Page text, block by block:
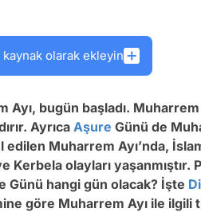
olarak ekleyin
Ayı, bugün başladı. Muharrem
Ayrıca Aşure Günü de
Muharrem Ayı’nda,
olayları yaşanmıştır.
Günü hangi gün olacak? İşte
göre Muharrem Ayı ile